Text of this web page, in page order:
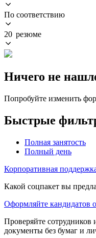
По соответствию
20 резюме
Ничего не
Попробуйте изменить
Быстрые
Полная занятость
Полный день
Корпоративная
Какой соцпакет вы
Оформляйте кандидатов
Проверяйте
документы без бумаг и